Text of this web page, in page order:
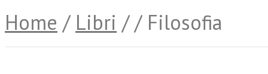
Home / Libri // Filosofia